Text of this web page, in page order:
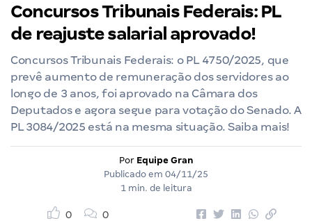
Concursos Tribunais Federais: PL
de reajuste salarial aprovado!
Concursos Tribunais Federais: o PL 4750/2025, que
prevê aumento de remuneração dos servidores ao
longo de 3 anos, foi aprovado na Câmara dos
Deputados e agora segue para votação do Senado. A
PL 3084/2025 está na mesma situação. Saiba mais!
Por Equipe Gran
Publicado em 04/11/25
1 min. de leitura
0 0